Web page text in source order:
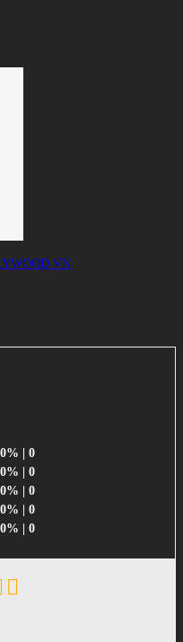
VN
0% | 0
0% | 0
0% | 0
0% | 0
0% | 0